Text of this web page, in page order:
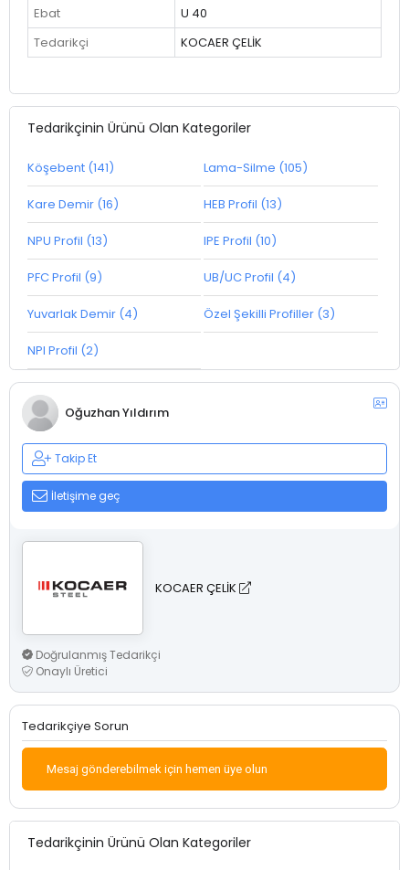
Ebat
U 40
Tedarikçi
KOCAER ÇELİK
Tedarikçinin Ürünü Olan Kategoriler
Köşebent (141) Lama-Silme (105)
Kare Demir (16) HEB Profil (13)
NPU Profil (13) IPE Profil (10)
PFC Profil (9) UB/UC Profil (4)
Yuvarlak Demir (4) Özel Şekilli Profiller (3)
NPI Profil (2)
Oğuzhan Yıldırım
Takip Et
İletişime geç
KOCAER ÇELİK
Doğrulanmış Tedarikçi
Onaylı Üretici
Tedarikçiye Sorun
Mesaj gönderebilmek için hemen üye olun
Tedarikçinin Ürünü Olan Kategoriler